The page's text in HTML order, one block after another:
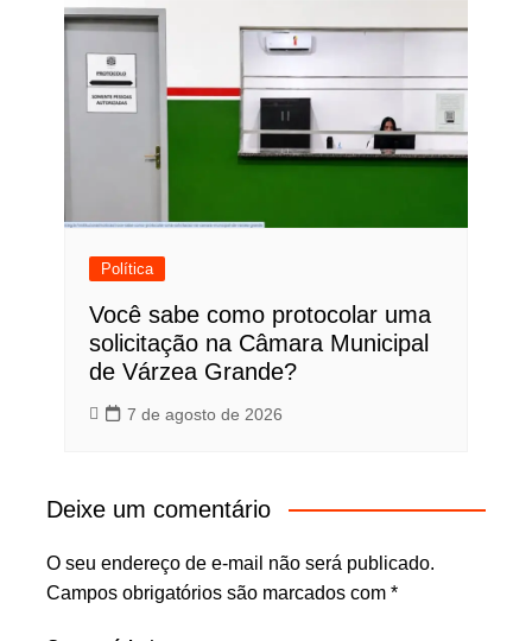
Política
Você sabe como protocolar uma
solicitação na Câmara Municipal
de Várzea Grande?
7 de agosto de 2026
Deixe um comentário
O seu endereço de e-mail não será publicado.
Campos obrigatórios são marcados com *